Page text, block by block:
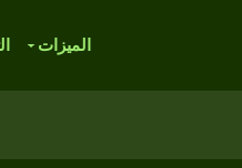
الميزات